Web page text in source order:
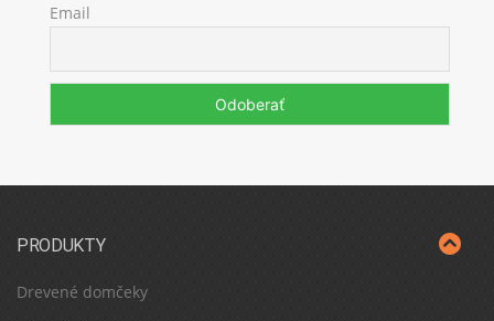
Email
PRODUKTY
Drevené domčeky